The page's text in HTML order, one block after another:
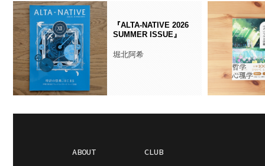
『ALTA-NATIVE 2026
SUMMER ISSUE』
堀北阿希
ABOUT
CLUB